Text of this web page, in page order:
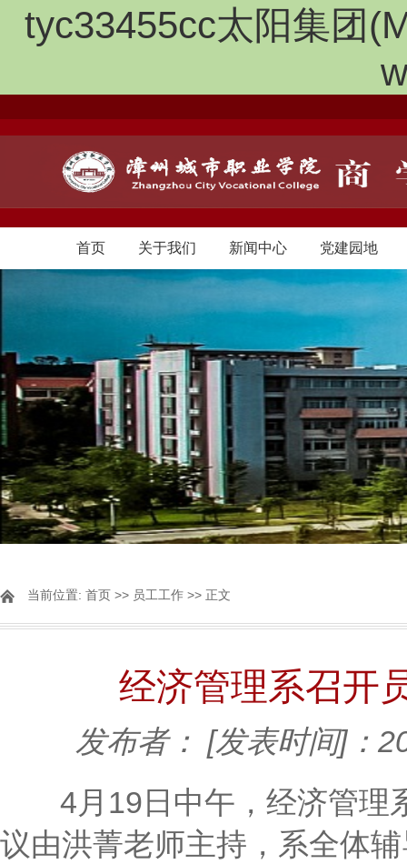
tyc33455cc太阳集团
首页 关于我们 新闻中心 党建园地
当前位置: 首页 >> 员工工作 >> 正文
经济管理系召开
发布者： [发表时间]：
4月19日中午，经济管理
议由洪菁老师主持，系全体